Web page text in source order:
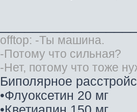
offtop: -Ты машина.
-Потому что сильная?
-Нет, потому что тоже
Биполярное
•Флуоксетин 20 мг